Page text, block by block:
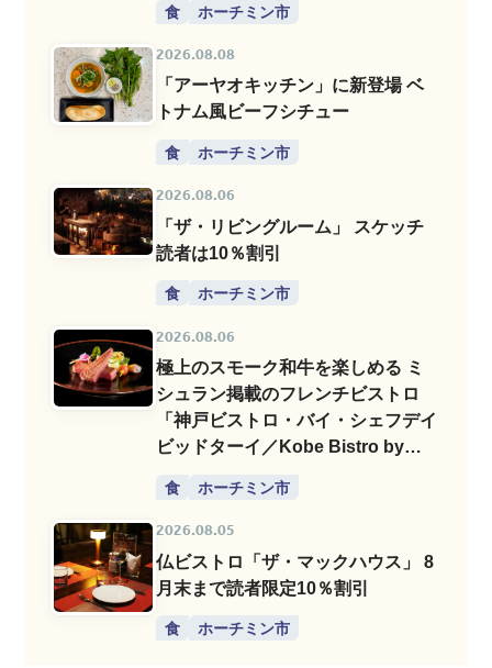
食 ホーチミン市
2026.08.08
「アーヤオキッチン」に新登場 ベ
トナム風ビーフシチュー
食 ホーチミン市
2026.08.06
「ザ・リビングルーム」 スケッチ
読者は10％割引
食 ホーチミン市
2026.08.06
極上のスモーク和牛を楽しめる ミ
シュラン掲載のフレンチビストロ
「神戸ビストロ・バイ・シェフデイ
ビッドターイ／Kobe Bistro by
食 ホーチミン市
2026.08.05
仏ビストロ「ザ・マックハウス」 8
月末まで読者限定10％割引
食 ホーチミン市